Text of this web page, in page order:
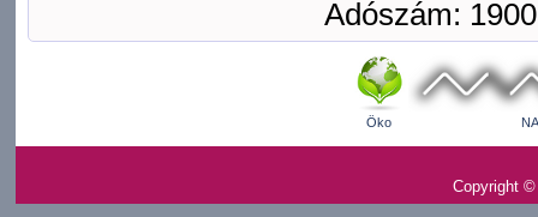
Adószám:
Öko
Copyright